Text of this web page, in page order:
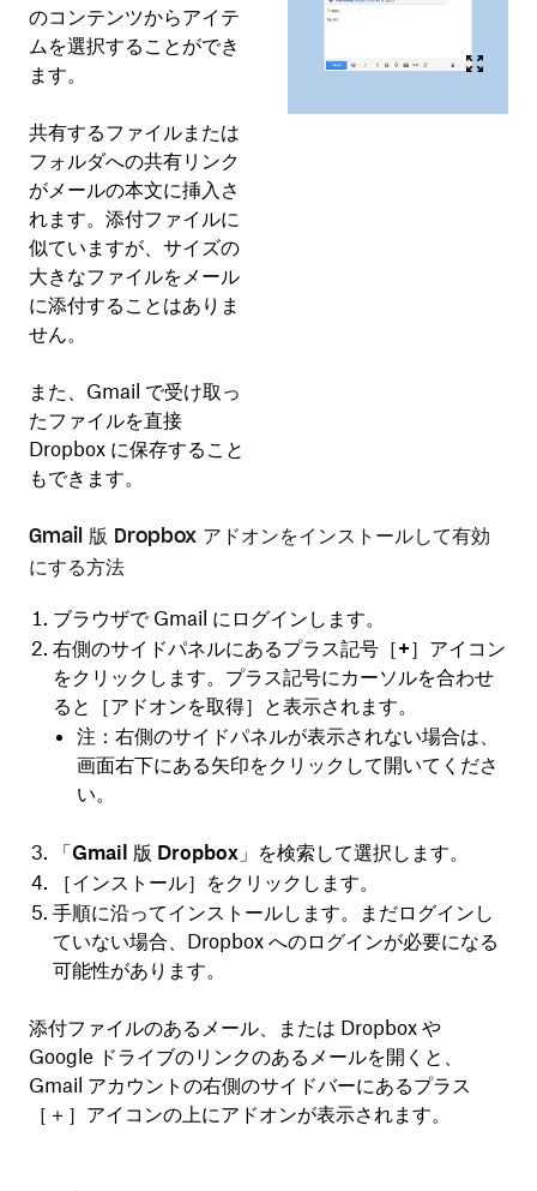
のコンテンツからアイテ
ムを選択することができ
ます。
共有するファイルまたは
フォルダへの共有リンク
がメールの本文に挿入さ
れます。添付ファイルに
似ていますが、サイズの
大きなファイルをメール
に添付することはありま
せん。
また、Gmail で受け取っ
たファイルを直接
Dropbox に保存すること
もできます。
Gmail 版 Dropbox アドオンをインストールして有効
にする方法
ブラウザで Gmail にログインします。
右側のサイドパネルにあるプラス記号［+］アイコン
をクリックします。プラス記号にカーソルを合わせ
ると［アドオンを取得］と表示されます。
注： 右側のサイドパネルが表示されない場合は、
画面右下にある矢印をクリックして開いてくださ
い。
「Gmail 版 Dropbox」を検索して選択します。
［インストール］をクリックします。
手順に沿ってインストールします。まだログインし
ていない場合、Dropbox へのログインが必要になる
可能性があります。
添付ファイルのあるメール、または Dropbox や
Google ドライブのリンクのあるメールを開くと、
Gmail アカウントの右側のサイドバーにあるプラス
［ ＋ ］アイコンの上にアドオンが表示されます。